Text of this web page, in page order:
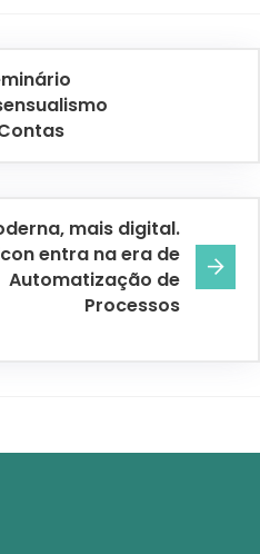
mais digital.
entra na era de
Automatização de
Processos